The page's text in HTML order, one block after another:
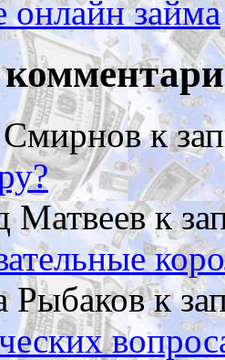
онлайн займа
к
Матвеевк
Рыбаковк